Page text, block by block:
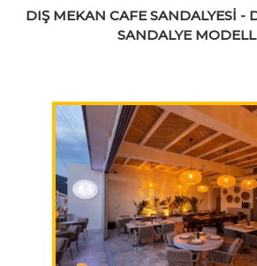
DIŞ MEKAN CAFE SANDALYESİ -
SANDALYE